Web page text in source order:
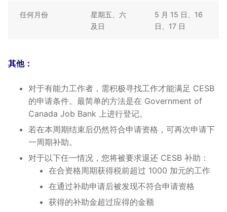
任何月份
星期五、六
及日
5 月 15 日、16
日、17 日
其他：
对于有能力工作者，需积极寻找工作才能满足 CESB
的申请条件。最简单的方法是在 Government of
Canada Job Bank 上进行登记。
若在本周期结束后仍然符合申请资格，可再次申请下
一周期补助。
对于以下任一情况，您将被要求退还 CESB 补助：
在合资格周期获得税前超过 1000 加元的工作
在通过补助申请后被发现不符合申请资格
获得的补助金超过应得的金额